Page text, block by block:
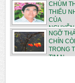
CHÙM
THIẾU
CỦA
BÌ...
NGỠ
CHÍN
TRONG
TIM N...